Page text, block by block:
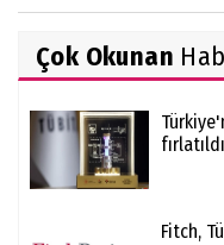
Çok Okunan
fırlatıldı
Fitch,